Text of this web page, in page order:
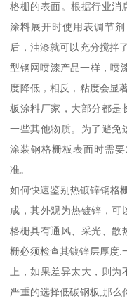
格栅的表面。根据行业消
涂料展开时使用表调节
后，油漆就可以充分搅拌
型钢网喷漆产品一样，喷
度降低，相反，粘度会显
板涂料厂家，大部分都是
一些其他物质。为了避免
涂装钢格栅板表面时需
准。
如何快速鉴别热镀锌钢格
成，其外观为热镀锌，可
格栅具有通风、采光、散
栅必须检查其镀锌层厚度:
上，如果差异太大，则
严重的选择低碳钢板,那么